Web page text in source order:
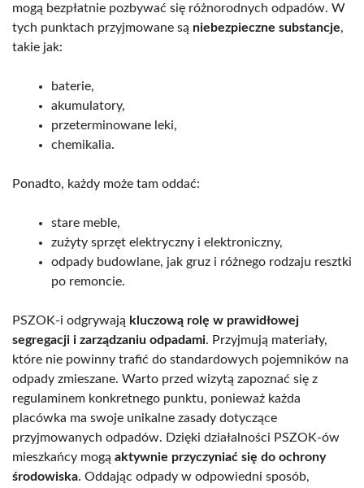
mogą bezpłatnie pozbywać się różnorodnych odpadów. W
tych punktach przyjmowane są niebezpieczne substancje,
takie jak:
baterie,
akumulatory,
przeterminowane leki,
chemikalia.
Ponadto, każdy może tam oddać:
stare meble,
zużyty sprzęt elektryczny i elektroniczny,
odpady budowlane, jak gruz i różnego rodzaju resztki
po remoncie.
PSZOK-i odgrywają kluczową rolę w prawidłowej
segregacji i zarządzaniu odpadami. Przyjmują materiały,
które nie powinny trafić do standardowych pojemników na
odpady zmieszane. Warto przed wizytą zapoznać się z
regulaminem konkretnego punktu, ponieważ każda
placówka ma swoje unikalne zasady dotyczące
przyjmowanych odpadów. Dzięki działalności PSZOK-ów
mieszkańcy mogą aktywnie przyczyniać się do ochrony
środowiska. Oddając odpady w odpowiedni sposób,